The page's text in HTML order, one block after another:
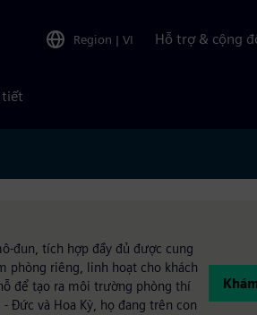
Region | VI Hỗ trợ & cộng
tiết
đun, tích hợp đầy đủ được cung
phòng riêng, linh hoạt cho khách
để tạo ra môi trường phòng thí
Đức và Hoa Kỳ, họ đang trên con